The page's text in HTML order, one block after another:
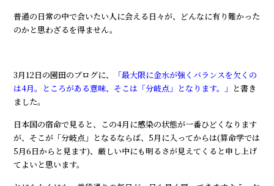
普通の日常の中で会いたい人に会える日々が、どんなに有り難かった
のかと思わざるを得ません。
3月12日の園田のブログに、
「最大限に金水が強くバランスを欠くの
は4月。ところがある意味、そこは「分岐点」となります。」 と書き
ました。
日本国の宿命で見ると、この4月に感染の状態が一番ひどくなります
が、そこが「分岐点」となるならば、5月に入ってからは(算命学では
5月6日からと見ます)、厳しい中にも明るさが見えてくると申し上げ
てよいと思います。